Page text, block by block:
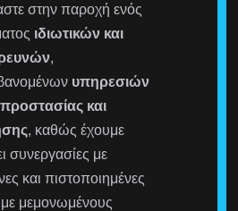
στην παροχή ενός
ιδιωτικών και
,
υπηρεσιών
και
, καθώς έχουμε
συνεργασίες με
και πιστοποιημένες
με μεμονωμένους